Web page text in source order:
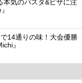
本気のパスタ&ピザに注
14通りの味！大会優勝
』